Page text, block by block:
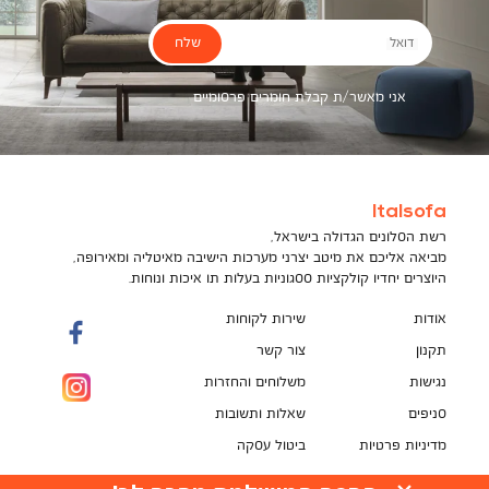
דואל
אני מאשר/ת קבלת חומרים פרסומיים
שלח
Italsofa
רשת הסלונים הגדולה בישראל,
מביאה אליכם את מיטב יצרני מערכות הישיבה מאיטליה ומאירופה,
היוצרים יחדיו קולקציות ססגוניות בעלות תו איכות ונוחות.
אודות
תקנון
נגישות
סניפים
מדיניות פרטיות
שירות לקוחות
צור קשר
משלוחים והחזרות
שאלות ותשובות
ביטול עסקה
תקנון מועדון לקוחות